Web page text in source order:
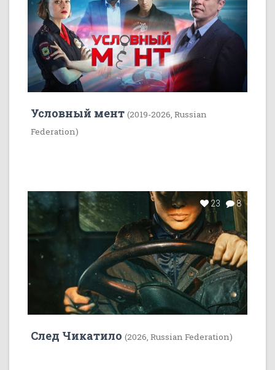
Условный мент (2019-2026, Russian
Federation)
23 8
След Чикатило (2026, Russian Federation)